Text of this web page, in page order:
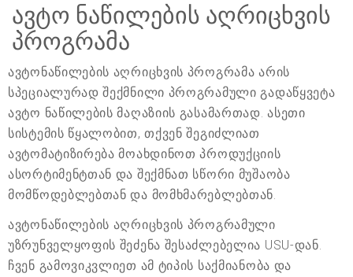
ავტო ნაწილების აღრიცხვის
პროგრამა
ავტონაწილების აღრიცხვის პროგრამა არის
სპეციალურად შექმნილი პროგრამული გადაწყვეტა
ავტო ნაწილების მაღაზიის გასამართად. ასეთი
სისტემის წყალობით, თქვენ შეგიძლიათ
ავტომატიზირება მოახდინოთ პროდუქციის
ასორტიმენტთან და შექმნათ სწორი მუშაობა
მომწოდებლებთან და მომხმარებლებთან.
ავტონაწილების აღრიცხვის პროგრამული
უზრუნველყოფის შეძენა შესაძლებელია USU-დან.
ჩვენ გამოვიკვლიეთ ამ ტიპის საქმიანობა და